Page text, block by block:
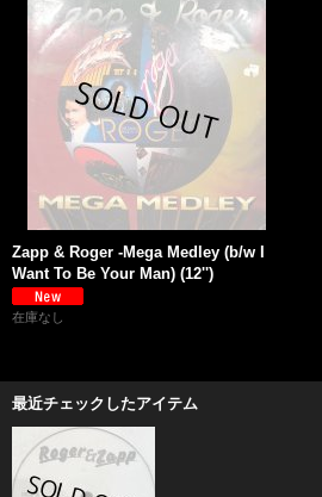
Zapp & Roger -Mega Medley (b/w I
Want To Be Your Man) (12'')
在庫なし
最近チェックしたアイテム